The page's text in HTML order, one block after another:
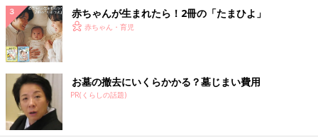
赤ちゃんが生まれたら！2冊の「たまひよ」
赤ちゃん・育児
お墓の撤去にいくらかかる？墓じまい費用
PR(くらしの話題)